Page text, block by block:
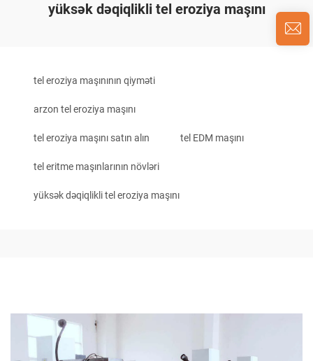
yüksək dəqiqlikli tel eroziya maşını
tel eroziya maşınının qiyməti
arzon tel eroziya maşını
tel eroziya maşını satın alın tel EDM maşını
tel eritme maşınlarının növləri
yüksək dəqiqlikli tel eroziya maşını